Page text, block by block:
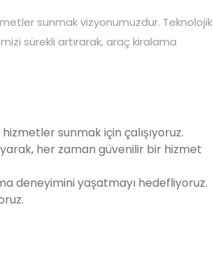
sunmak vizyonumuzdur. Teknolojik
sürekli artırarak, araç kiralama
sunmak için çalışıyoruz.
her zaman güvenilir bir hizmet
deneyimini yaşatmayı hedefliyoruz.